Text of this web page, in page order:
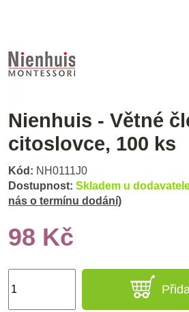
Nienhuis - Větné
citoslovce, 100 ks
Kód: NH0111J0
Dostupnost: Skladem u
nás o termínu dodání)
98 Kč